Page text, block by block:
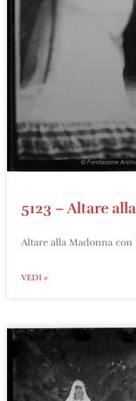
5123 – Altare
Altare alla Madonna
VEDI »